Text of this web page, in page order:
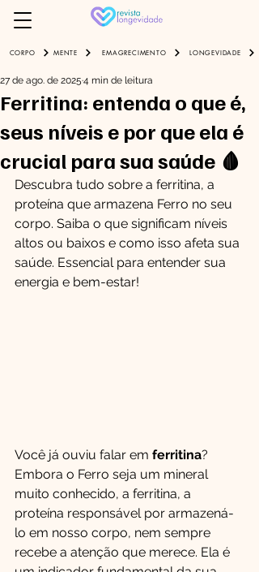
CORPO MENTE EMAGRECIMENTO LONGEVIDADE
Ferritina: entenda o que é,
seus níveis e por que ela é
crucial para sua saúde 🩸
27 de ago. de 2025 4 min de leitura
Descubra tudo sobre a ferritina, a
proteína que armazena Ferro no seu
corpo. Saiba o que significam níveis
altos ou baixos e como isso afeta sua
saúde. Essencial para entender sua
energia e bem-estar!
Você já ouviu falar em ferritina?
Embora o Ferro seja um mineral
muito conhecido, a ferritina, a
proteína responsável por armazená-
lo em nosso corpo, nem sempre
recebe a atenção que merece. Ela é